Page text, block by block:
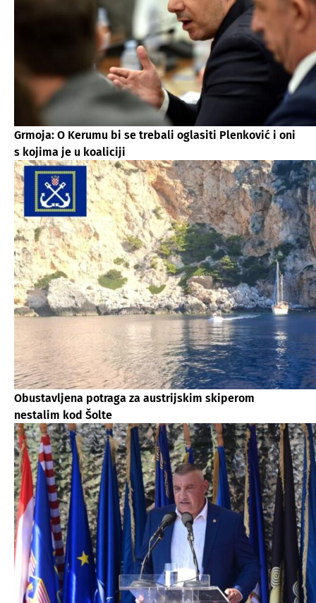
Grmoja: O Kerumu bi se trebali oglasiti Plenković i oni
s kojima je u koaliciji
Obustavljena potraga za austrijskim skiperom
nestalim kod Šolte